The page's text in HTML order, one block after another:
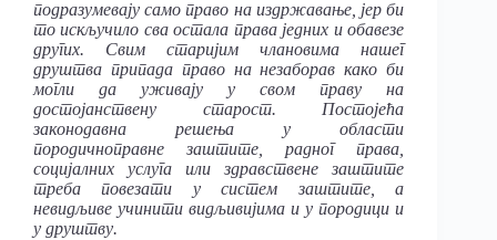
подразумевају само право на издржавање, јер би
то искључило сва остала права једних и обавезе
других. Свим старијим члановима нашег
друштва припада право на незаборав како би
могли да уживају у свом праву на
достојанствену старост. Постојећа
законодавна решења у области
породичноправне заштите, радног права,
социјалних услуга или здравствене заштите
треба повезати у систем заштите, а
невидљиве учинити видљивијима и у породици и
у друштву.